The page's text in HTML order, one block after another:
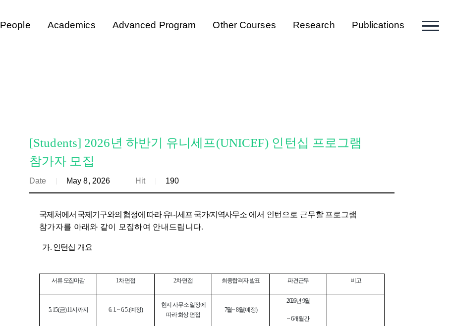
People Academics Advanced Program Other Courses Research Publications
[Students] 2026년 하반기 유니세프(UNICEF) 인턴십 프로그램
참가자 모집
Date May 8, 2026 Hit 190
국제처에서 국제기구와의 협정에 따라 유니세프 국가/지역사무소 에서 인턴으로 근무할 프로그램
참가자를 아래와 같이 모집하여 안내드립니다.
가. 인턴십 개요
서류 모집마감 1차 면접 2차 면접 최종합격자 발표 파견근무 비고
5. 15.(금) 11시까지 6. 1. ~ 6. 5. (예정)
현지 사무소 일정에
따라 화상 면접
7월~ 8월(예정)
2026년 9월
~ 6개월간